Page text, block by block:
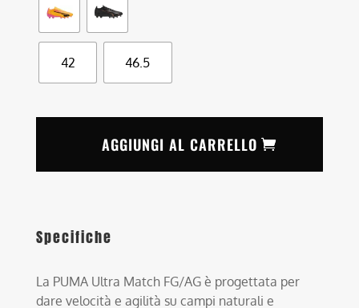
42 46.5
AGGIUNGI AL CARRELLO
Specifiche
La PUMA Ultra Match FG/AG è progettata per
dare velocità e agilità su campi naturali e